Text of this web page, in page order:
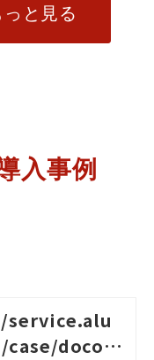
と見る
入事例
docom